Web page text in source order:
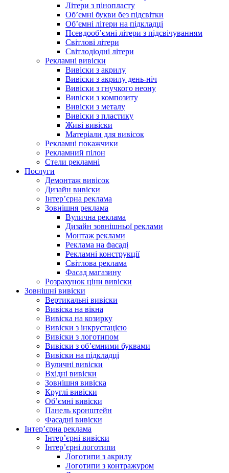
Літери з пінопласту
Об’ємні букви без підсвітки
Об’ємні літери на підкладці
Псевдооб’ємні літери з підсвічуванням
Світлові літери
Світлодіодні літери
Рекламні вивіски
Вивіски з акрилу
Вивіски з акрилу день-ніч
Вивіски з гнучкого неону
Вивіски з композиту
Вивіски з металу
Вивіски з пластику
Живі вивіски
Матеріали для вивісок
Рекламні покажчики
Рекламний пілон
Стели рекламні
Послуги
Демонтаж вивісок
Дизайн вивіски
Інтер’єрна реклама
Зовнішня реклама
Вулична реклама
Дизайн зовнішньої реклами
Монтаж реклами
Реклама на фасаді
Рекламні конструкції
Світлова реклама
Фасад магазину
Розрахунок ціни вивіски
Зовнішні вивіски
Вертикальні вивіски
Вивіска на вікна
Вивіска на козирку
Вивіски з інкрустацією
Вивіски з логотипом
Вивіски з об’ємними буквами
Вивіски на підкладці
Вуличні вивіски
Вхідні вивіски
Зовнішня вивіска
Круглі вивіски
Об’ємні вивіски
Панель кронштейн
Фасадні вивіски
Інтер’єрна реклама
Інтер’єрні вивіски
Інтер’єрні логотипи
Логотипи з акрилу
Логотипи з контражуром